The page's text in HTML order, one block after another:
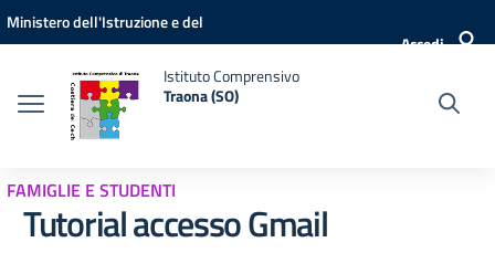
Vai ai contenuti
Vai al menu di navigazione
Vai al footer
Ministero dell'Istruzione e del
Accedi
Istituto Comprensivo
Traona (SO)
FAMIGLIE E STUDENTI
Tutorial accesso Gmail